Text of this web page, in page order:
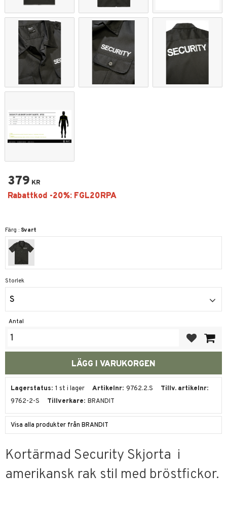
379 KR
Färg : Svart
Storlek
S
Antal
Lagerstatus 1 st i lager Artikelnr 9762.2.S
Tillv. artikelnr
9762-2-S
Tillverkare BRANDIT
Visa alla produkter från BRANDIT
Kortärmad Security Skjorta i
amerikansk rak stil med bröstfickor.